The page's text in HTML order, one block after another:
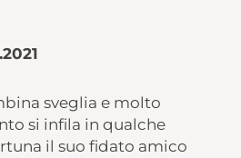
sveglia e molto
si infila in qualche
il suo fidato amico